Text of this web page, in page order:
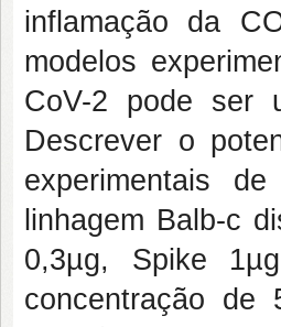
inflamação da
modelos
CoV-2 pode ser
Descrever o
experimentais
linhagem Balb-c
0,3µg, Spike
concentração